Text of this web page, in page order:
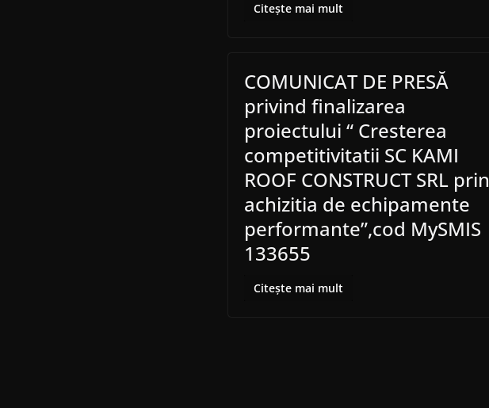
Citește mai mult
COMUNICAT DE PRESĂ
privind finalizarea
proiectului “ Cresterea
competitivitatii SC KAMI
ROOF CONSTRUCT SRL prin
achizitia de echipamente
performante”,cod MySMIS
133655
Citește mai mult